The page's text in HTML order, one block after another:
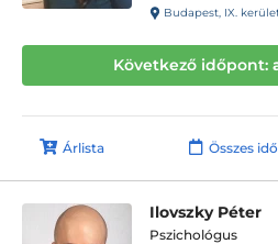
Budapest, IX.
Következő időpont:
Árlista Összes
Ilovszky Péter
Pszichológus